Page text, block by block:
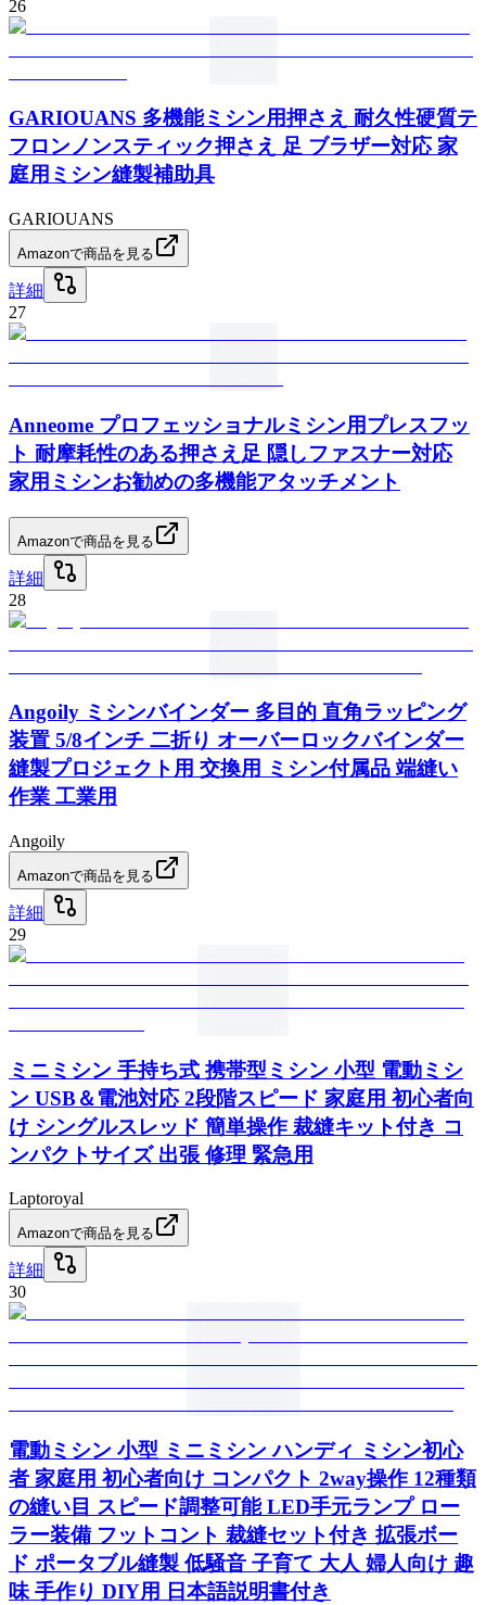
26
GARIOUANS 多機能ミシン用押さえ 耐久性硬質テ
フロンノンスティック押さえ 足 ブラザー対応 家
庭用ミシン縫製補助具
GARIOUANS
Amazonで商品を見る
詳細
27
Anneome プロフェッショナルミシン用プレスフッ
ト 耐摩耗性のある押さえ足 隠しファスナー対応
家用ミシンお勧めの多機能アタッチメント
Amazonで商品を見る
詳細
28
Angoily ミシンバインダー 多目的 直角ラッピング
装置 5/8インチ 二折り オーバーロックバインダー
縫製プロジェクト用 交換用 ミシン付属品 端縫い
作業 工業用
Angoily
Amazonで商品を見る
詳細
29
ミニミシン 手持ち式 携帯型ミシン 小型 電動ミシ
ン USB＆電池対応 2段階スピード 家庭用 初心者向
け シングルスレッド 簡単操作 裁縫キット付き コ
ンパクトサイズ 出張 修理 緊急用
Laptoroyal
Amazonで商品を見る
詳細
30
電動ミシン 小型 ミニミシン ハンディ ミシン初心
者 家庭用 初心者向け コンパクト 2way操作 12種類
の縫い目 スピード調整可能 LED手元ランプ ロー
ラー装備 フットコント 裁縫セット付き 拡張ボー
ド ポータブル縫製 低騒音 子育て 大人 婦人向け 趣
味 手作り DIY用 日本語説明書付き